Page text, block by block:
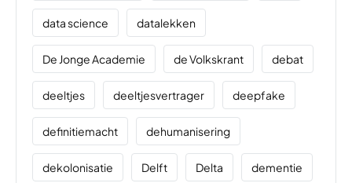
data science datalekken
De Jonge Academie de Volkskrant debat
deeltjes deeltjesvertrager deepfake
definitiemacht dehumanisering
dekolonisatie Delft Delta dementie